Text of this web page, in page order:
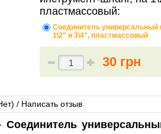
пластмассовый:
Соединитель универсальный
1\2" и 3\4", пластмассовый
30 грн
) / Написать отзыв